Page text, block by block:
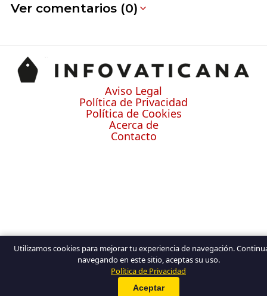
Ver comentarios (0)
Aviso Legal
Política de Privacidad
Política de Cookies
Acerca de
Contacto
Utilizamos cookies para mejorar tu experiencia de navegación.
navegando en este sitio, aceptas su uso.
Política de Privacidad
Aceptar